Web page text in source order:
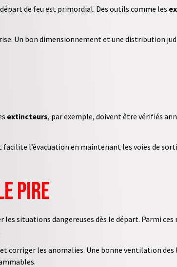
de feu est primordial. Des outils comme les
Un bon dimensionnement et une distribution
extincteurs, par exemple, doivent être vérifiés
l’évacuation en maintenant les voies de
pire
situations dangereuses dès le départ. Parmi ces
corriger les anomalies. Une bonne ventilation des